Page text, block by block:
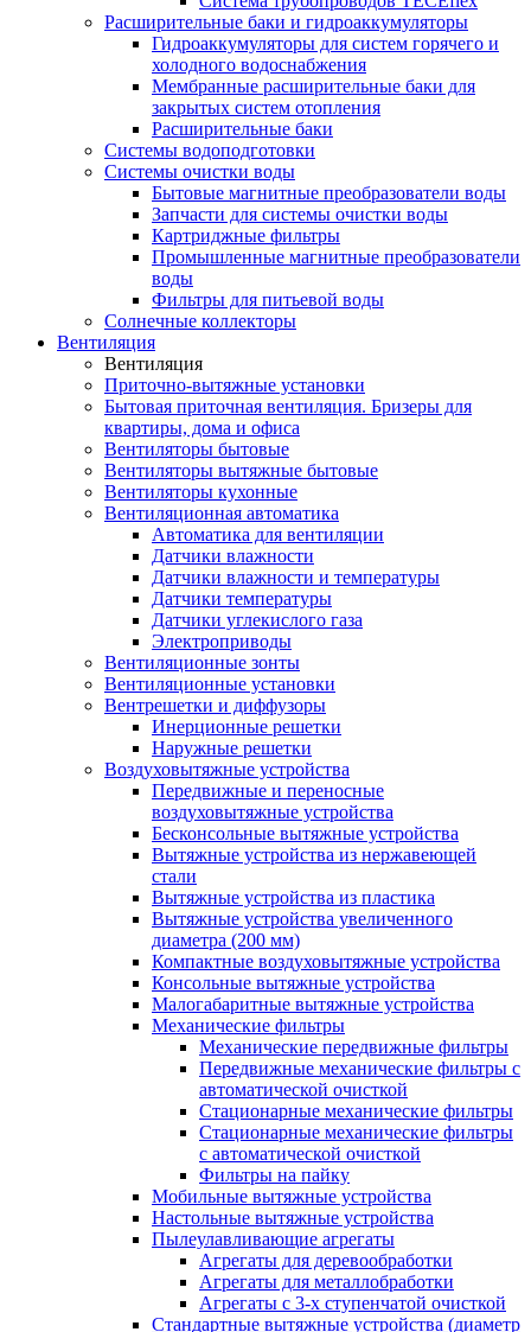
Расширительные баки и гидроаккумуляторы
Гидроаккумуляторы для систем горячего и
холодного водоснабжения
Мембранные расширительные баки для
закрытых систем отопления
Расширительные баки
Системы водоподготовки
Системы очистки воды
Бытовые магнитные преобразователи воды
Запчасти для системы очистки воды
Картриджные фильтры
Промышленные магнитные преобразователи
воды
Фильтры для питьевой воды
Солнечные коллекторы
Вентиляция
Вентиляция
Приточно-вытяжные установки
Бытовая приточная вентиляция. Бризеры для
квартиры, дома и офиса
Вентиляторы бытовые
Вентиляторы вытяжные бытовые
Вентиляторы кухонные
Вентиляционная автоматика
Автоматика для вентиляции
Датчики влажности
Датчики влажности и температуры
Датчики температуры
Датчики углекислого газа
Электроприводы
Вентиляционные зонты
Вентиляционные установки
Вентрешетки и диффузоры
Инерционные решетки
Наружные решетки
Воздуховытяжные устройства
Передвижные и переносные
воздуховытяжные устройства
Бесконсольные вытяжные устройства
Вытяжные устройства из нержавеющей
стали
Вытяжные устройства из пластика
Вытяжные устройства увеличенного
диаметра (200 мм)
Компактные воздуховытяжные устройства
Консольные вытяжные устройства
Малогабаритные вытяжные устройства
Механические фильтры
Механические передвижные фильтры
Передвижные механические фильтры с
автоматической очисткой
Стационарные механические фильтры
Стационарные механические фильтры
с автоматической очисткой
Фильтры на пайку
Мобильные вытяжные устройства
Настольные вытяжные устройства
Пылеулавливающие агрегаты
Агрегаты для деревообработки
Агрегаты для металлобработки
Агрегаты с 3-х ступенчатой очисткой
Стандартные вытяжные устройства (диаметр